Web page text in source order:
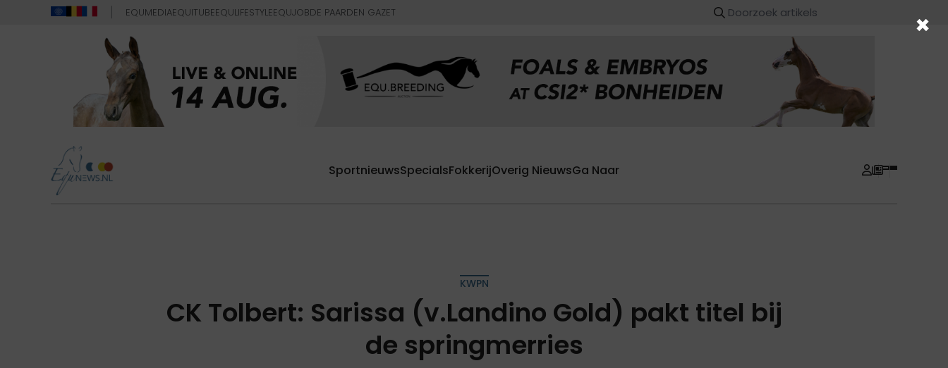
EQUMEDIAEQUITUBEEQULIFESTYLEEQUJOBDE PAARDEN GAZET
SportnieuwsSpecialsFokkerijOverig NieuwsGa Naar
KWPN
CK Tolbert: Sarissa (v.Landino Gold) pakt titel bij
de springmerries
×